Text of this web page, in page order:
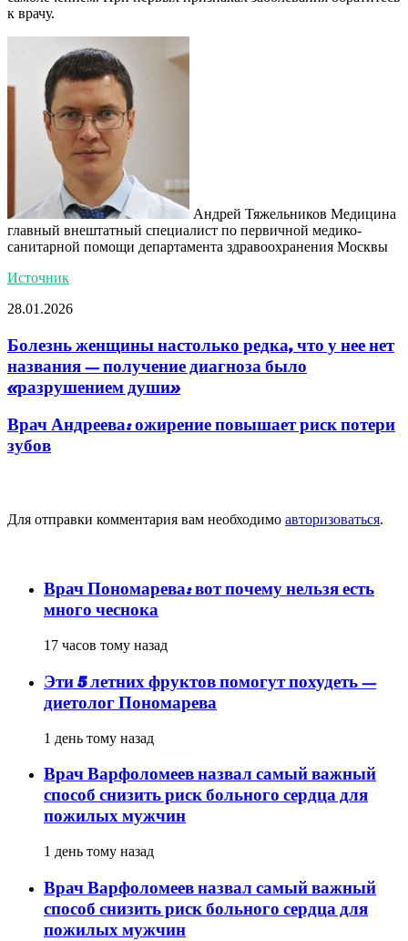
к врачу.
Андрей Тяжельников Медицина
главный внештатный специалист по первичной медико-
санитарной помощи департамента здравоохранения Москвы
Источник
28.01.2026
Болезнь женщины настолько редка, что у нее нет
названия — получение диагноза было
«разрушением души»
Врач Андреева: ожирение повышает риск потери
зубов
Для отправки комментария вам необходимо авторизоваться.
Врач Пономарева: вот почему нельзя есть
много чеснока
17 часов тому назад
Эти 5 летних фруктов помогут похудеть —
диетолог Пономарева
1 день тому назад
Врач Варфоломеев назвал самый важный
способ снизить риск больного сердца для
пожилых мужчин
1 день тому назад
Врач Варфоломеев назвал самый важный
способ снизить риск больного сердца для
пожилых мужчин